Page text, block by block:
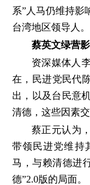
系”人马仍维持影
台湾地区领导人。
蔡英文绿营
资深媒体人
在，民进党民代
出，以及台民意
清德，这些因素
蔡正元认为
带领民进党维持
马，与赖清德进
德”2.0版的局面。